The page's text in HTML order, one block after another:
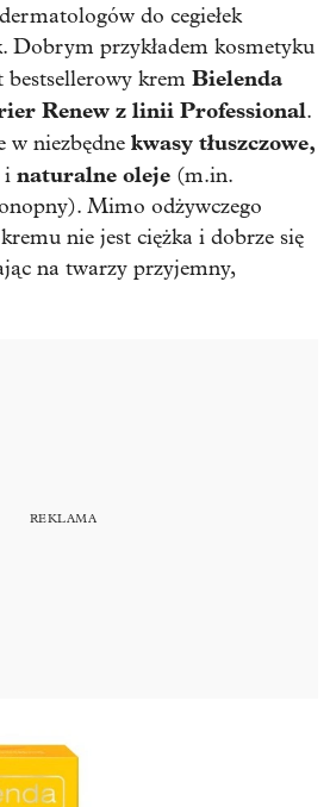
do cegiełek
Dobrym przykładem kosmetyku
bestsellerowy krem Bielenda
Renew z linii Professional.
w niezbędne kwasy tłuszczowe,
i naturalne oleje (m.in.
Mimo odżywczego
nie jest ciężka i dobrze się
na twarzy przyjemny,